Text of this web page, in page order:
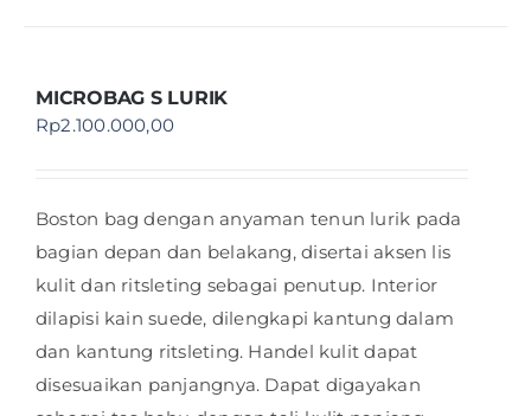
MICROBAG S LURIK
Rp2.100.000,00
Boston bag dengan anyaman tenun lurik pada
bagian depan dan belakang, disertai aksen lis
kulit dan ritsleting sebagai penutup. Interior
dilapisi kain suede, dilengkapi kantung dalam
dan kantung ritsleting. Handel kulit dapat
disesuaikan panjangnya. Dapat digayakan